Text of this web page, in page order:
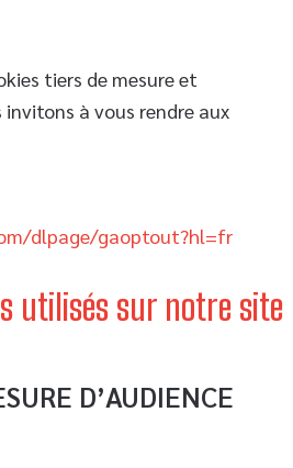
tiers de mesure et
invitons à vous rendre aux
dlpage/gaoptout?hl=fr
utilisés sur notre site
D’AUDIENCE